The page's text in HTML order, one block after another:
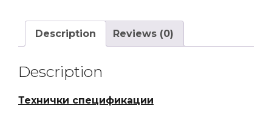
Omega
quantity
Description Reviews (0)
Description
Технички спецификации